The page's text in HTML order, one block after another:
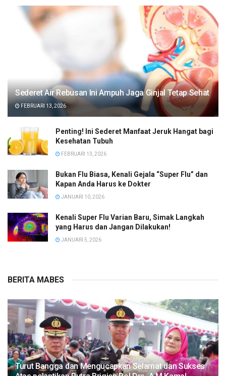
Sederet Air Rebusan Ini Ampuh Jaga Ginjal Tetap Sehat
FEBRUARI 13, 2026
Penting! Ini Sederet Manfaat Jeruk Hangat bagi
Kesehatan Tubuh
FEBRUARI 13, 2026
Bukan Flu Biasa, Kenali Gejala “Super Flu” dan
Kapan Anda Harus ke Dokter
JANUARI 10, 2026
Kenali Super Flu Varian Baru, Simak Langkah
yang Harus dan Jangan Dilakukan!
JANUARI 5, 2026
BERITA MABES
Turut Bangga dan Mengucapkan Selamat dan Sukses